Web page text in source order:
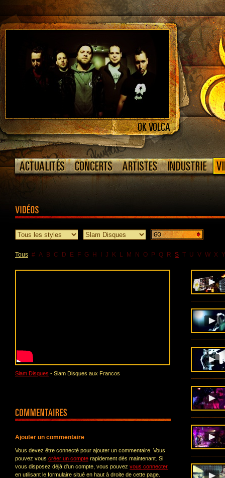
Tous # A B C D E F G H J K L M N O P Q R S T U V W X Y
Slam Disques - Slam Disques aux Francos
Ajouter un commentaire
Vous devez être connecté pour ajouter un commentaire. Vous
pouvez vous créer un compte rapidement dès maintenant. Si
vous disposez déjà d'un compte, vous pouvez vous connecter
en utilisant le formulaire situé en haut à droite de cette page.